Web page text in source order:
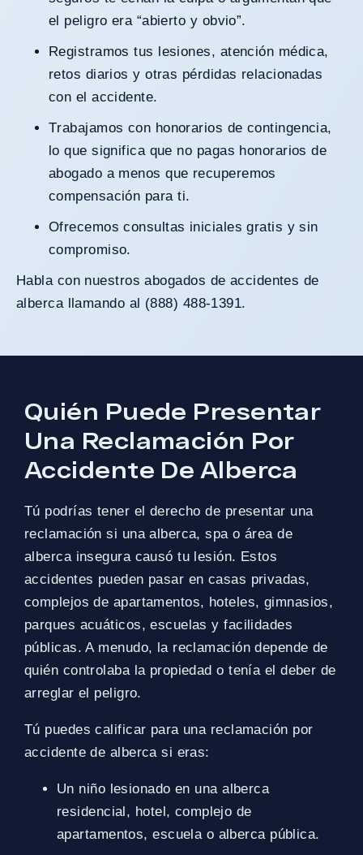
el peligro era “abierto y obvio”.
Registramos tus lesiones, atención médica,
retos diarios y otras pérdidas relacionadas
con el accidente.
Trabajamos con honorarios de contingencia,
lo que significa que no pagas honorarios de
abogado a menos que recuperemos
compensación para ti.
Ofrecemos consultas iniciales gratis y sin
compromiso.
Habla con nuestros abogados de accidentes de
alberca llamando al (888) 488-1391.
Quién Puede Presentar
Una Reclamación Por
Accidente De Alberca
Tú podrías tener el derecho de presentar una
reclamación si una alberca, spa o área de
alberca insegura causó tu lesión. Estos
accidentes pueden pasar en casas privadas,
complejos de apartamentos, hoteles, gimnasios,
parques acuáticos, escuelas y facilidades
públicas. A menudo, la reclamación depende de
quién controlaba la propiedad o tenía el deber de
arreglar el peligro.
Tú puedes calificar para una reclamación por
accidente de alberca si eras:
Un niño lesionado en una alberca
residencial, hotel, complejo de
apartamentos, escuela o alberca pública.